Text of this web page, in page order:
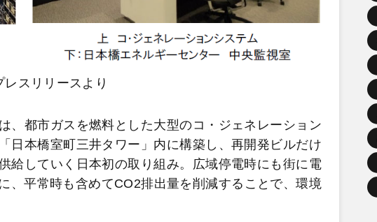
レスリリースより
、都市ガスを燃料とした大型のコ・ジェネレーション
日本橋室町三井タワー」内に構築し、再開発ビルだけ
給していく日本初の取り組み。広域停電時にも街に電
、平常時も含めてCO2排出量を削減することで、環境